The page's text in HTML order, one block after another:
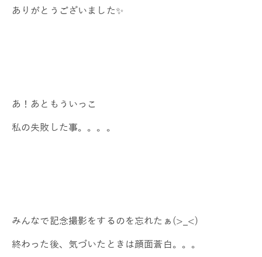
ありがとうございました✨
あ！あともういっこ
私の失敗した事。。。。
みんなで記念撮影をするのを忘れたぁ(>_<)
終わった後、気づいたときは顔面蒼白。。。